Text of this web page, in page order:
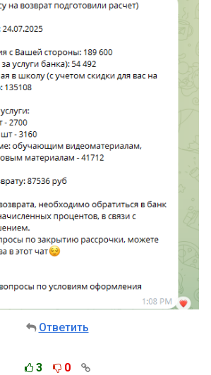
Ответить
3 0